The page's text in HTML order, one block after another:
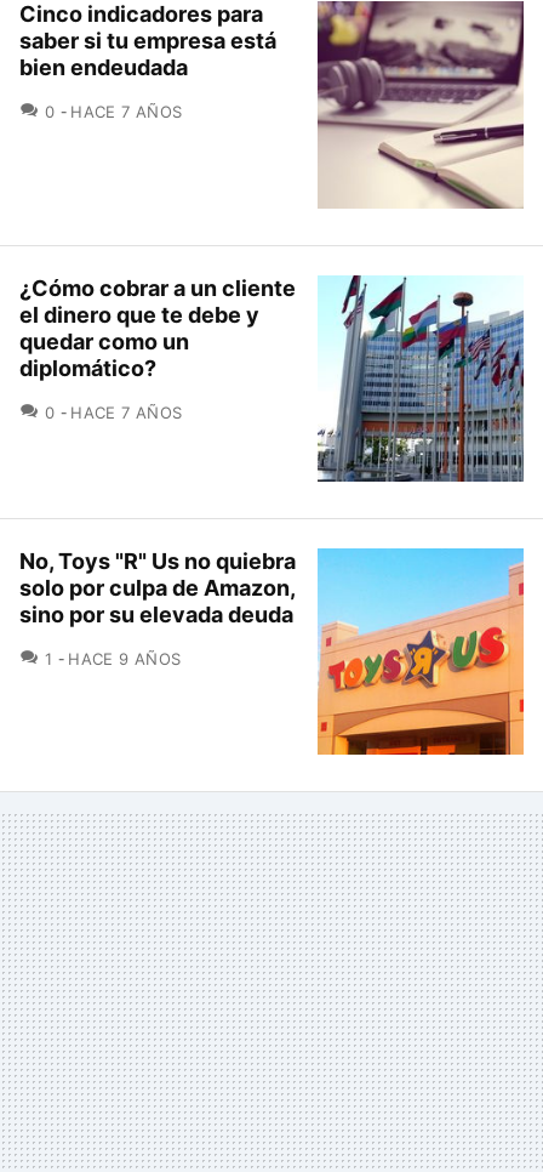
Cinco indicadores para
saber si tu empresa está
bien endeudada
0 COMENTARIOS
HACE 7 AÑOS
¿Cómo cobrar a un cliente
el dinero que te debe y
quedar como un
diplomático?
0 COMENTARIOS
HACE 7 AÑOS
No, Toys "R" Us no quiebra
solo por culpa de Amazon,
sino por su elevada deuda
1 COMENTARIOS
HACE 9 AÑOS